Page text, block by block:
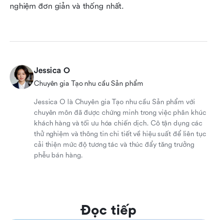
nghiệm đơn giản và thống nhất.
Jessica O
Chuyên gia Tạo nhu cầu Sản phẩm
Jessica O là Chuyên gia Tạo nhu cầu Sản phẩm với
chuyên môn đã được chứng minh trong việc phân khúc
khách hàng và tối ưu hóa chiến dịch. Cô tận dụng các
thử nghiệm và thông tin chi tiết về hiệu suất để liên tục
cải thiện mức độ tương tác và thúc đẩy tăng trưởng
phễu bán hàng.
Đọc tiếp